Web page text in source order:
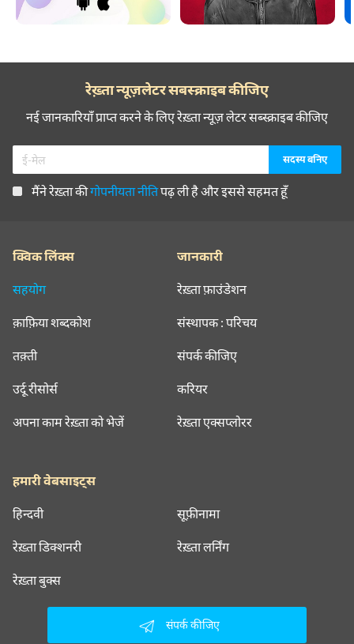
रेख़्ता न्यूज़लेटर सबस्क्राइब कीजिए
नई जानकारियाँ प्राप्त करने के लिए रेख़्ता न्यूज़ लेटर सब्स्क्राइब कीजिए
मैंने रेख़्ता कीगोपनीयता नीतिपढ़ ली है और इससे सहमत हूँ
क्विक लिंक्स
सहयोग
क़ाफ़िया शब्दकोश
तक़्ती
उर्दू रीसोर्स
अपना काम रेख़्ता को भेजें
जानकारी
रेख़्ता फ़ाउंडेशन
संस्थापक : परिचय
संपर्क कीजिए
करियर
रेख़्ता एक्सप्लोरर
हमारी वेबसाइट्स
हिन्दवी सूफ़ीनामा
रेख़्ता डिक्शनरी रेख़्ता लर्निंग
रेख़्ता बुक्स
संपर्क कीजिए